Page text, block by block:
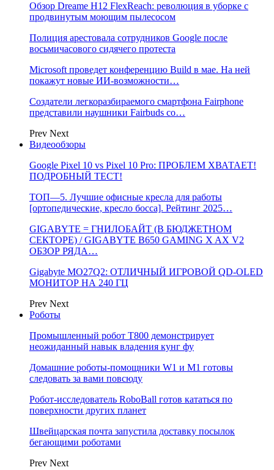
Обзор Dreame H12 FlexReach: революция в уборке с
продвинутым моющим пылесосом
Полиция арестовала сотрудников Google после
восьмичасового сидячего протеста
Microsoft проведет конференцию Build в мае. На ней
покажут новые ИИ-возможности…
Создатели легкоразбираемого смартфона Fairphone
представили наушники Fairbuds со…
Prev Next
Видеообзоры
Google Pixel 10 vs Pixel 10 Pro: ПРОБЛЕМ ХВАТАЕТ!
ПОДРОБНЫЙ ТЕСТ!
ТОП—5. Лучшие офисные кресла для работы
[ортопедические, кресло босса]. Рейтинг 2025…
GIGABYTE = ГНИЛОБАЙТ (В БЮДЖЕТНОМ
СЕКТОРЕ) / GIGABYTE B650 GAMING X AX V2
ОБЗОР РЯДА…
Gigabyte MO27Q2: ОТЛИЧНЫЙ ИГРОВОЙ QD-OLED
МОНИТОР НА 240 ГЦ
Prev Next
Роботы
Промышленный робот Т800 демонстрирует
неожиданный навык владения кунг фу
Домашние роботы-помощники W1 и M1 готовы
следовать за вами повсюду
Робот-исследователь RoboBall готов кататься по
поверхности других планет
Швейцарская почта запустила доставку посылок
бегающими роботами
Prev Next